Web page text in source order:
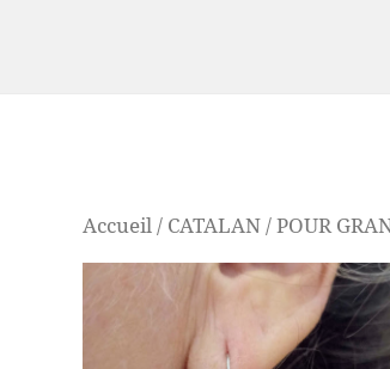
Accueil/ CATALAN/POUR